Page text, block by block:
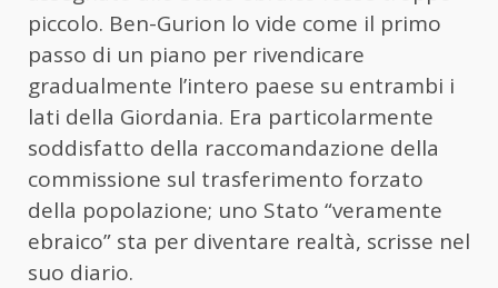
piccolo. Ben-Gurion lo vide come il primo
passo di un piano per rivendicare
gradualmente l’intero paese su entrambi i
lati della Giordania. Era particolarmente
soddisfatto della raccomandazione della
commissione sul trasferimento forzato
della popolazione; uno Stato “veramente
ebraico” sta per diventare realtà, scrisse nel
suo diario.